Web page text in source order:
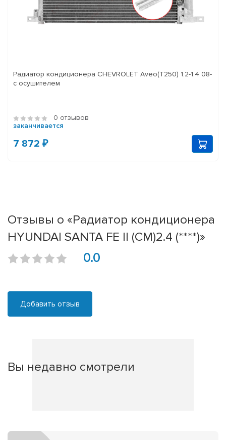
Радиатор кондиционера CHEVROLET Aveo(T250) 1.2-1.4 08-
с осушителем
0 отзывов
заканчивается
7 872 ₽
Отзывы о «Радиатор кондиционера
HYUNDAI SANTA FE II (CM)2.4 (****)»
0.0
Добавить отзыв
Вы недавно смотрели